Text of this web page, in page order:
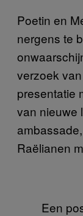
Poetin en
nergens te
verzoek
presentatie
van nieuwe
Raëlianen
Een